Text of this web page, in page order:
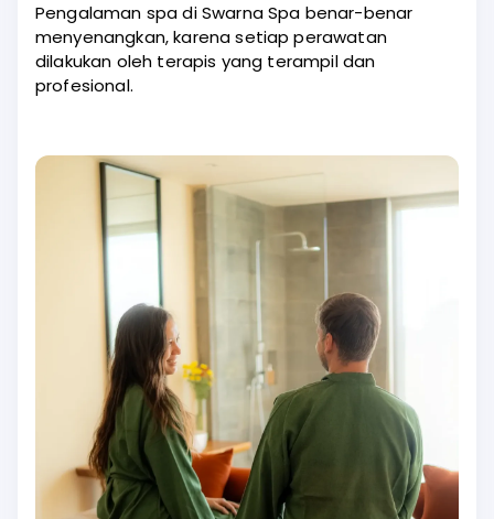
Pengalaman spa di Swarna Spa benar-benar
menyenangkan, karena setiap perawatan
dilakukan oleh terapis yang terampil dan
profesional.